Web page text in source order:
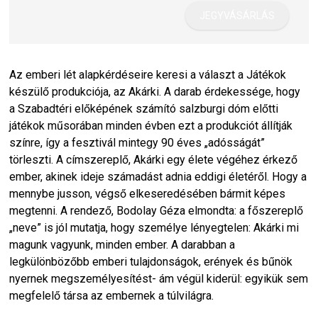
Az emberi lét alapkérdéseire keresi a választ a Játékok
készülő produkciója, az Akárki. A darab érdekessége, hogy
a Szabadtéri előképének számító salzburgi dóm előtti
játékok műsorában minden évben ezt a produkciót állítják
színre, így a fesztivál mintegy 90 éves „adósságát”
törleszti. A címszereplő, Akárki egy élete végéhez érkező
ember, akinek ideje számadást adnia eddigi életéről. Hogy a
mennybe jusson, végső elkeseredésében bármit képes
megtenni. A rendező, Bodolay Géza elmondta: a főszereplő
„neve” is jól mutatja, hogy személye lényegtelen: Akárki mi
magunk vagyunk, minden ember. A darabban a
legkülönbözőbb emberi tulajdonságok, erények és bűnök
nyernek megszemélyesítést- ám végül kiderül: egyikük sem
megfelelő társa az embernek a túlvilágra.